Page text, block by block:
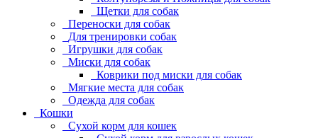
Щетки для собак
Переноски для собак
Для тренировки собак
Игрушки для собак
Миски для собак
Коврики под миски для собак
Мягкие места для собак
Одежда для собак
Кошки
Сухой корм для кошек